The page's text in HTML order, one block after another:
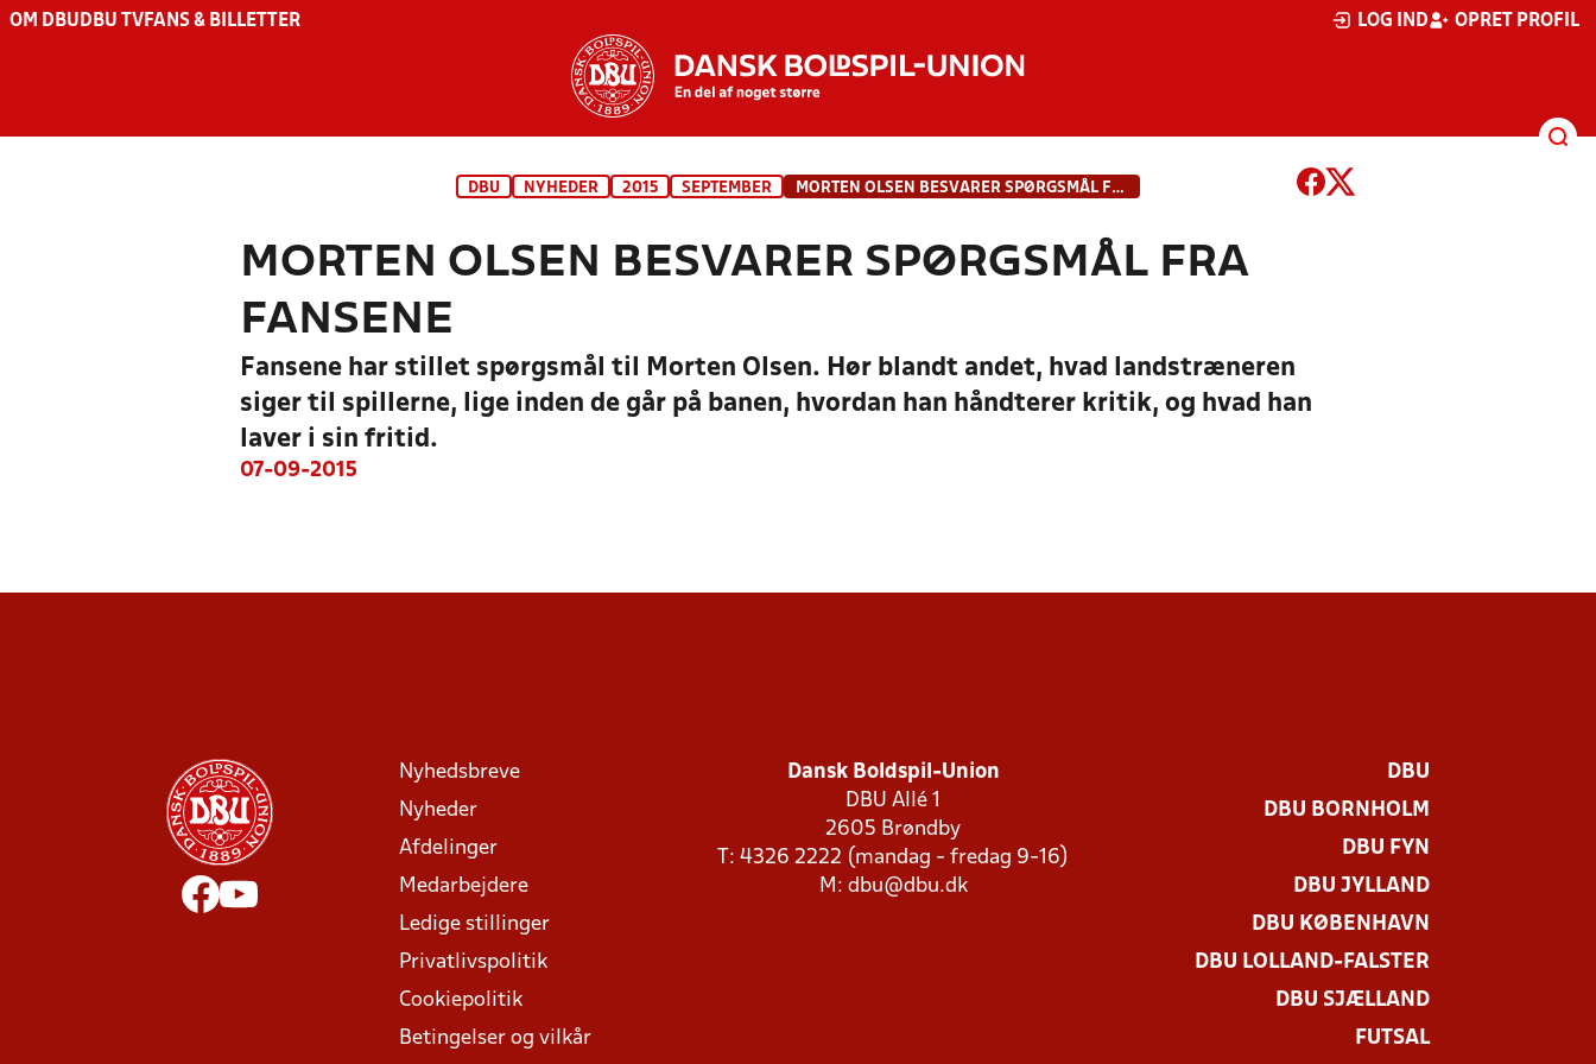
OM DBU DBU TV FANS & BILLETTER LOG IND OPRET PROFIL
DBU NYHEDER 2015 SEPTEMBER MORTEN OLSEN BESVARER SPØRGSMÅL FRA FANSENE
MORTEN OLSEN BESVARER SPØRGSMÅL FRA
FANSENE
Fansene har stillet spørgsmål til Morten Olsen. Hør blandt andet, hvad landstræneren
siger til spillerne, lige inden de går på banen, hvordan han håndterer kritik, og hvad han
laver i sin fritid.
07-09-2015
Nyhedsbreve
Nyheder
Afdelinger
Medarbejdere
Ledige stillinger
Privatlivspolitik
Cookiepolitik
Betingelser og vilkår
Dansk Boldspil-Union
DBU Allé 1
2605 Brøndby
T: 4326 2222 (mandag - fredag 9-16)
M: dbu@dbu.dk
DBU
DBU BORNHOLM
DBU FYN
DBU JYLLAND
DBU KØBENHAVN
DBU LOLLAND-FALSTER
DBU SJÆLLAND
FUTSAL